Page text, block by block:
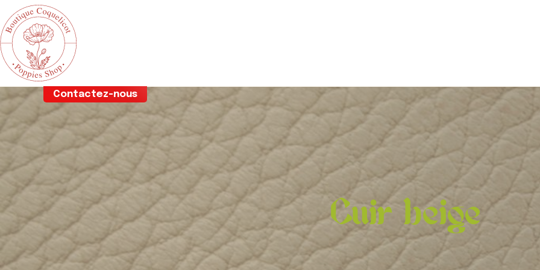
au
contenu
Contactez-nous
Cuir beige